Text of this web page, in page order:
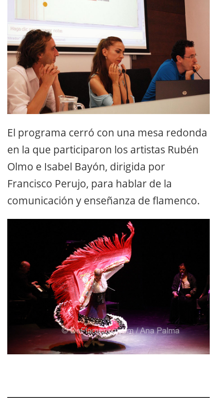
El programa cerró con una mesa redonda
en la que participaron los artistas Rubén
Olmo e Isabel Bayón, dirigida por
Francisco Perujo, para hablar de la
comunicación y enseñanza de flamenco.